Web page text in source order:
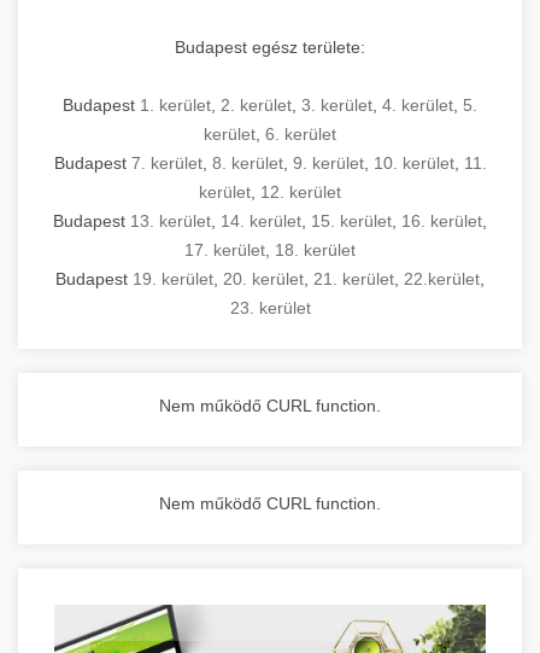
Budapest egész területe:
Budapest 1. kerület 2. kerület 3. kerület 4. kerület 5.
kerület 6. kerület
Budapest 7. kerület, 8. kerület, 9. kerület, 10. kerület, 11.
kerület 12. kerület
Budapest 13. kerület 14. kerület 15. kerület 16. kerület
17. kerület 18. kerület
Budapest 19. kerület 20. kerület 21. kerület 22.kerület
23. kerület
Nem működő CURL function.
Nem működő CURL function.